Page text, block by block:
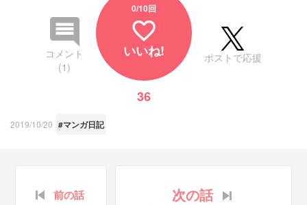
コメント
(1)
0/10回
favorite_border
いいね!
36
ポストで応援
2019/10/20 #マンガ日記
前の話 次の話